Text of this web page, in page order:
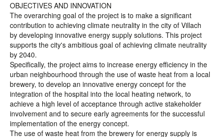
OBJECTIVES AND INNOVATION
The overarching goal of the project is to make a significant
contribution to achieving climate neutrality in the city of Villach
by developing innovative energy supply solutions. This project
supports the city's ambitious goal of achieving climate neutrality
by 2040.
Specifically, the project aims to increase energy efficiency in the
urban neighbourhood through the use of waste heat from a local
brewery, to develop an innovative energy concept for the
integration of the hospital into the local heating network, to
achieve a high level of acceptance through active stakeholder
involvement and to secure early agreements for the successful
implementation of the energy concept.
The use of waste heat from the brewery for energy supply is